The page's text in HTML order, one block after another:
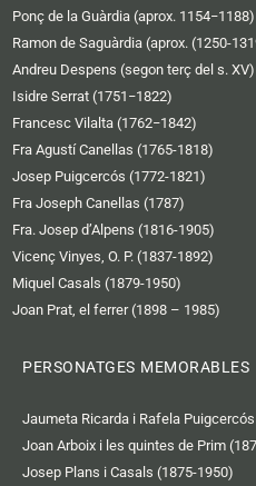
b
e
r
Ponç de la Guàrdia (aprox. 1154−1188)
Ramon de Saguàrdia (aprox. (1250-
Andreu Despens (segon terç del s. XV)
Isidre Serrat (1751−1822)
Francesc Vilalta (1762−1842)
Fra Agustí Canellas (1765-1818)
Josep Puigcercós (1772-1821)
Fra Joseph Canellas (1787)
Fra. Josep d’Alpens (1816-1905)
Vicenç Vinyes, O. P. (1837-1892)
Miquel Casals (1879-1950)
Joan Prat, el ferrer (1898 – 1985)
PERSONATGES MEMORABLES
Jaumeta Ricarda i Rafela
Joan Arboix i les quintes de Prim
Josep Plans i Casals (1875-1950)